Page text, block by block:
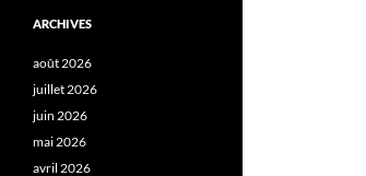
ARCHIVES
août 2026
juillet 2026
juin 2026
mai 2026
avril 2026